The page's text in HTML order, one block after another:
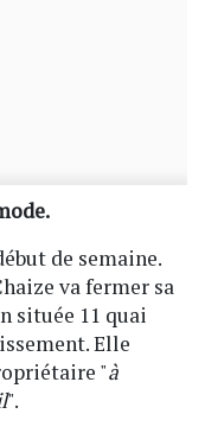
de semaine.
va fermer sa
située 11 quai
Elle
"à
".